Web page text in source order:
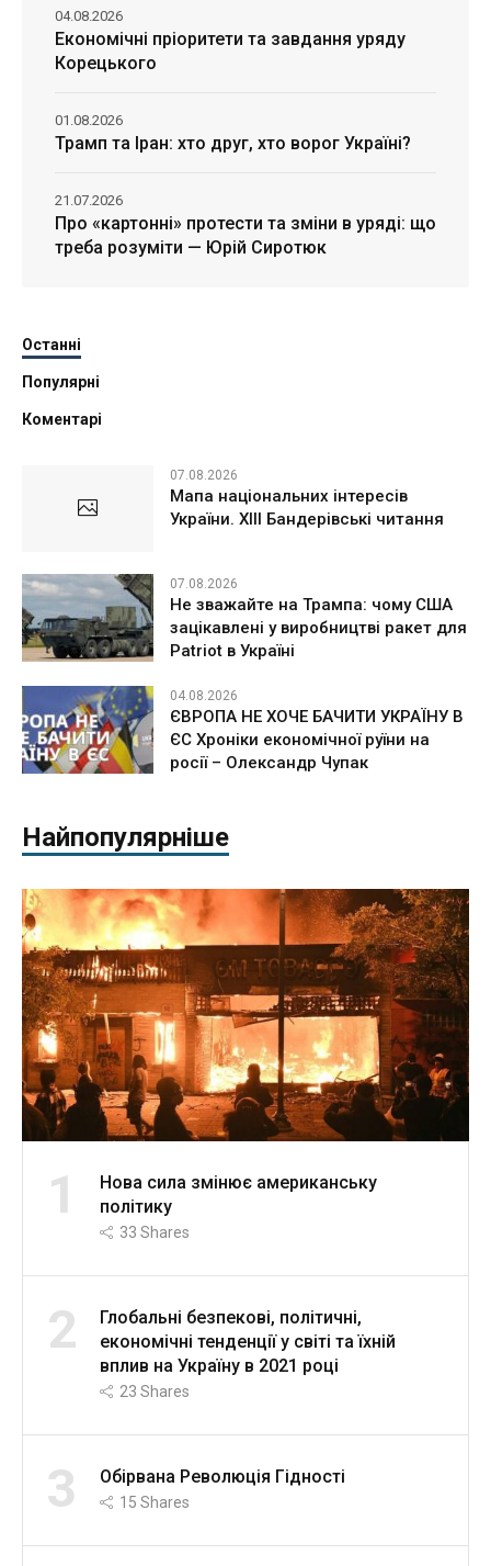
Економічні пріоритети та завдання уряду
Корецького
04.08.2026
Трамп та Іран: хто друг, хто ворог Україні?
01.08.2026
Про «картонні» протести та зміни в уряді: що
треба розуміти — Юрій Сиротюк
21.07.2026
Останні
Популярні
Коментарі
07.08.2026
Мапа національних інтересів
України. ХІІІ Бандерівські читання
07.08.2026
Не зважайте на Трампа: чому США
зацікавлені у виробництві ракет для
Patriot в Україні
04.08.2026
ЄВРОПА НЕ ХОЧЕ БАЧИТИ УКРАЇНУ В
ЄС Хроніки економічної руїни на
росії – Олександр Чупак
Найпопулярніше
1
Нова сила змінює американську
політику
33 Shares
2
Глобальні безпекові, політичні,
економічні тенденції у світі та їхній
вплив на Україну в 2021 році
23 Shares
3 Обірвана Революція Гідності
15 Shares